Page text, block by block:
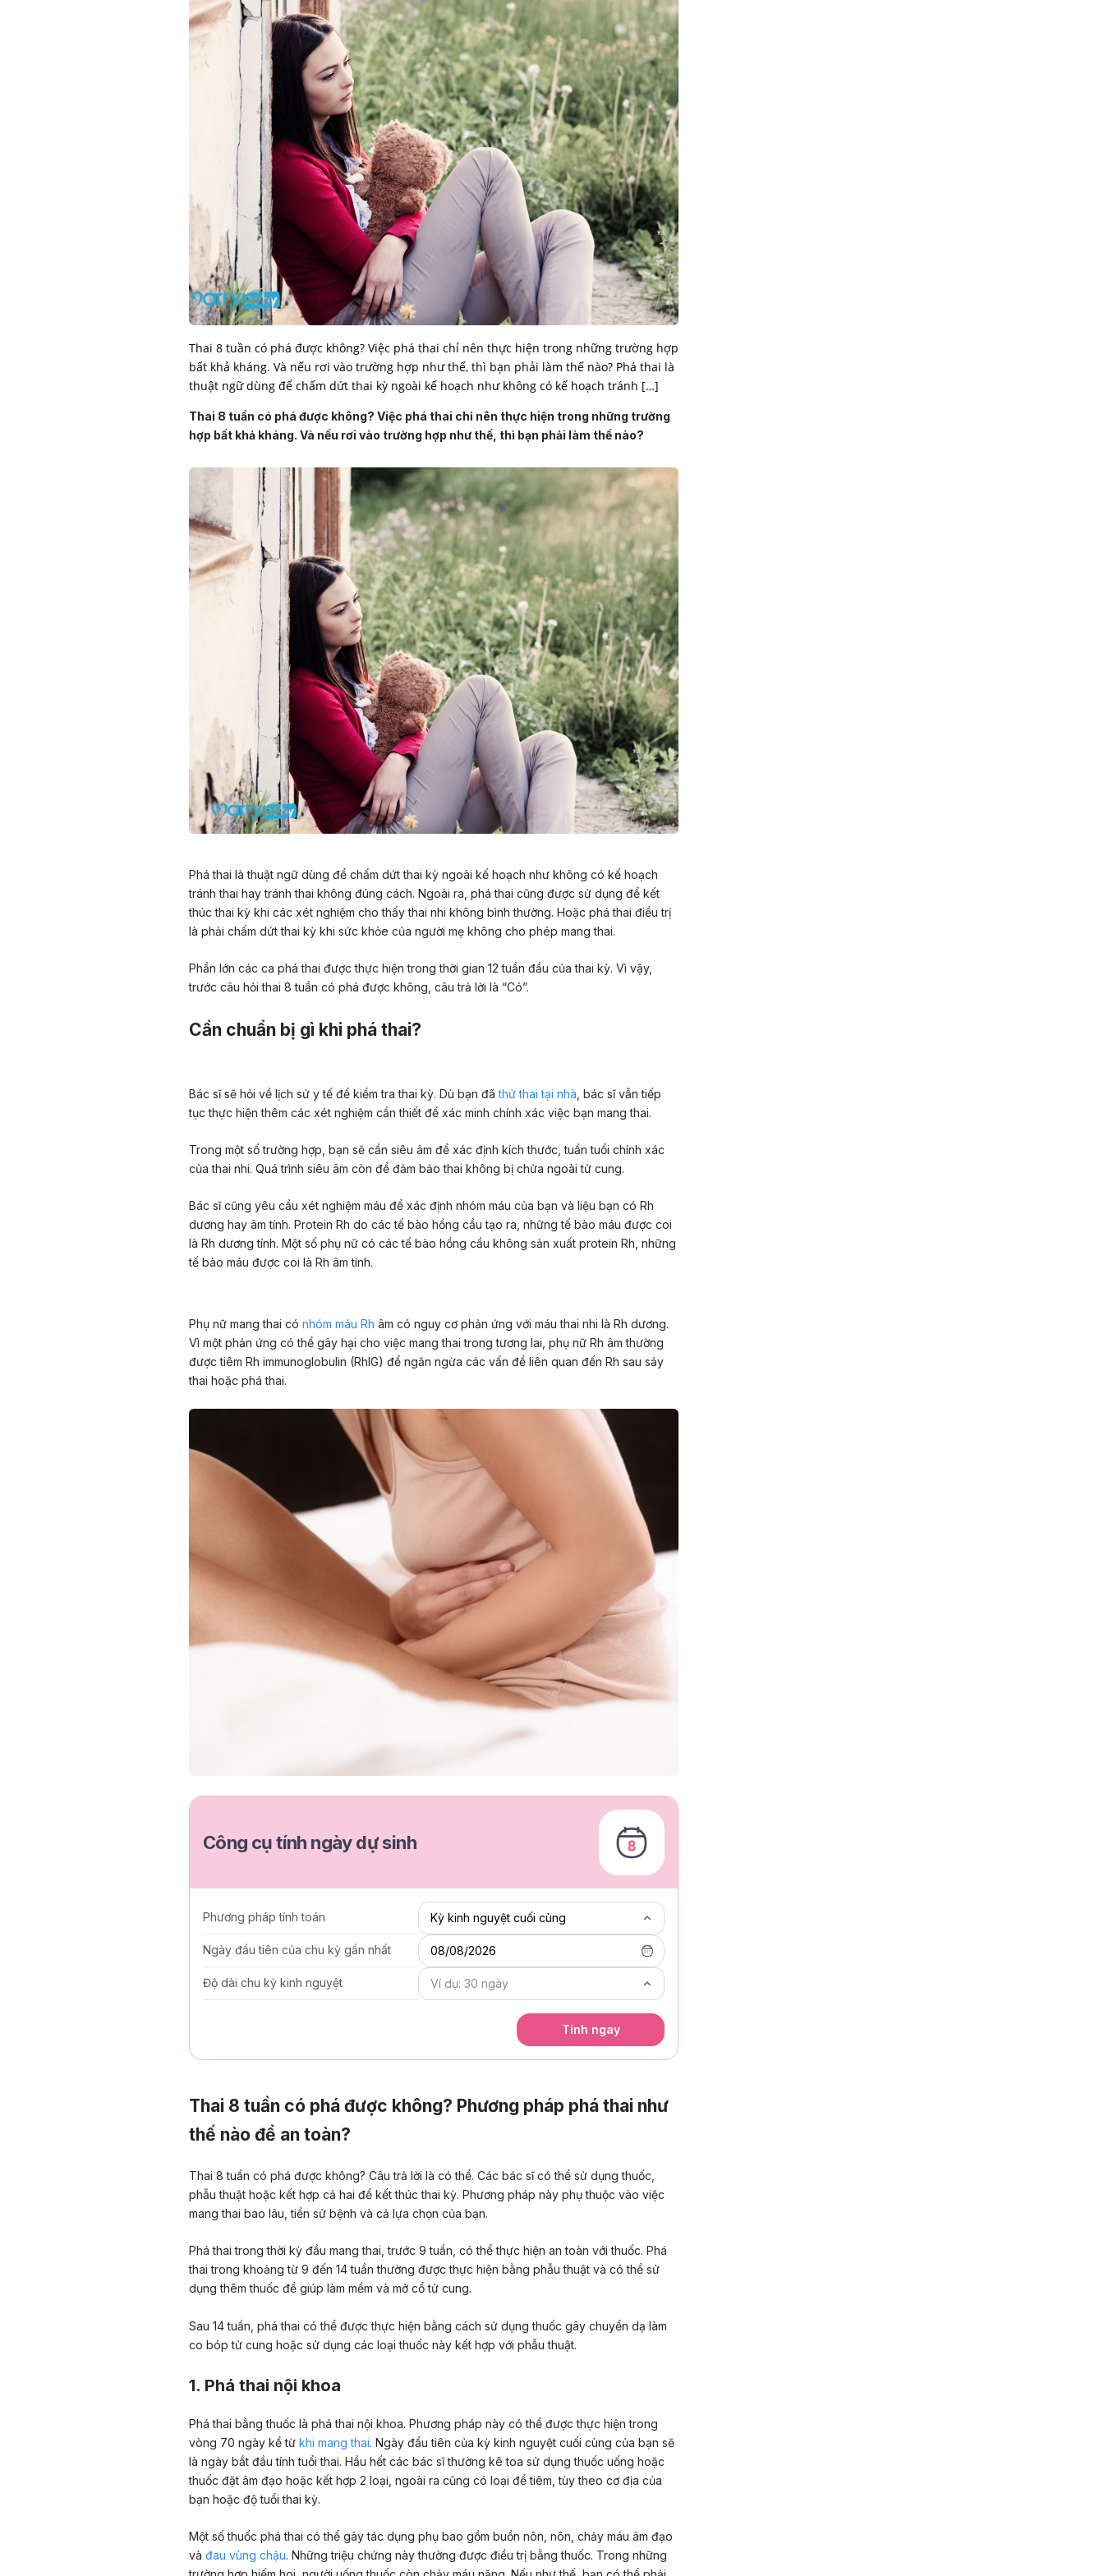
Thai 8 tuần có phá được không? Việc phá thai chỉ nên thực hiện trong những trường hợp
bất khả kháng. Và nếu rơi vào trường hợp như thế, thì bạn phải làm thế nào? Phá thai là
thuật ngữ dùng để chấm dứt thai kỳ ngoài kế hoạch như không có kế hoạch tránh […]
Thai 8 tuần có phá được không? Việc phá thai chỉ nên thực hiện trong những trường
hợp bất khả kháng. Và nếu rơi vào trường hợp như thế, thì bạn phải làm thế nào?
Phá thai là thuật ngữ dùng để chấm dứt thai kỳ ngoài kế hoạch như không có kế hoạch
tránh thai hay tránh thai không đúng cách. Ngoài ra, phá thai cũng được sử dụng để kết
thúc thai kỳ khi các xét nghiệm cho thấy thai nhi không bình thường. Hoặc phá thai điều trị
là phải chấm dứt thai kỳ khi sức khỏe của người mẹ không cho phép mang thai.
Phần lớn các ca phá thai được thực hiện trong thời gian 12 tuần đầu của thai kỳ. Vì vậy,
trước câu hỏi thai 8 tuần có phá được không, câu trả lời là “Có”.
Cần chuẩn bị gì khi phá thai?
Bác sĩ sẽ hỏi về lịch sử y tế để kiểm tra thai kỳ. Dù bạn đãthử thai tại nhà , bác sĩ vẫn tiếp
tục thực hiện thêm các xét nghiệm cần thiết để xác minh chính xác việc bạn mang thai.
Trong một số trường hợp, bạn sẽ cần siêu âm để xác định kích thước, tuần tuổi chính xác
của thai nhi. Quá trình siêu âm còn để đảm bảo thai không bị chửa ngoài tử cung.
Bác sĩ cũng yêu cầu xét nghiệm máu để xác định nhóm máu của bạn và liệu bạn có Rh
dương hay âm tính. Protein Rh do các tế bào hồng cầu tạo ra, những tế bào máu được coi
là Rh dương tính. Một số phụ nữ có các tế bào hồng cầu không sản xuất protein Rh, những
tế bào máu được coi là Rh âm tính.
Phụ nữ mang thai có nhóm máu Rh âm có nguy cơ phản ứng với máu thai nhi là Rh dương.
Vì một phản ứng có thể gây hại cho việc mang thai trong tương lai, phụ nữ Rh âm thường
được tiêm Rh immunoglobulin (RhIG) để ngăn ngừa các vấn đề liên quan đến Rh sau sảy
thai hoặc phá thai.
Công cụ tính ngày dự sinh
Phương pháp tính toán
Ngày đầu tiên của chu kỳ gần nhất 08/08/2026
Độ dài chu kỳ kinh nguyệt
Tính ngay
Thai 8 tuần có phá được không? Phương pháp phá thai như
thế nào để an toàn?
Thai 8 tuần có phá được không? Câu trả lời là có thể. Các bác sĩ có thể sử dụng thuốc,
phẫu thuật hoặc kết hợp cả hai để kết thúc thai kỳ. Phương pháp này phụ thuộc vào việc
mang thai bao lâu, tiền sử bệnh và cả lựa chọn của bạn.
Phá thai trong thời kỳ đầu mang thai, trước 9 tuần, có thể thực hiện an toàn với thuốc. Phá
thai trong khoảng từ 9 đến 14 tuần thường được thực hiện bằng phẫu thuật và có thể sử
dụng thêm thuốc để giúp làm mềm và mở cổ tử cung.
Sau 14 tuần, phá thai có thể được thực hiện bằng cách sử dụng thuốc gây chuyển dạ làm
co bóp tử cung hoặc sử dụng các loại thuốc này kết hợp với phẫu thuật.
1. Phá thai nội khoa
Phá thai bằng thuốc là phá thai nội khoa. Phương pháp này có thể được thực hiện trong
vòng 70 ngày kể từ khi mang thai. Ngày đầu tiên của kỳ kinh nguyệt cuối cùng của bạn sẽ
là ngày bắt đầu tính tuổi thai. Hầu hết các bác sĩ thường kê toa sử dụng thuốc uống hoặc
thuốc đặt âm đạo hoặc kết hợp 2 loại, ngoài ra cũng có loại để tiêm, tùy theo cơ địa của
bạn hoặc độ tuổi thai kỳ.
Một số thuốc phá thai có thể gây tác dụng phụ bao gồm buồn nôn, nôn, chảy máu âm đạo
và đau vùng chậu. Những triệu chứng này thường được điều trị bằng thuốc. Trong những